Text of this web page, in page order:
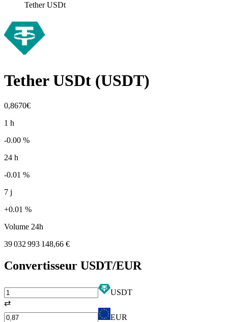
Tether USDt
Tether USDt (USDT)
0,8670€
1 h
-0.00 %
24 h
-0.01 %
7 j
+0.01 %
Volume 24h
39 032 993 148,66 €
Convertisseur USDT/EUR
USDT
⇄
EUR